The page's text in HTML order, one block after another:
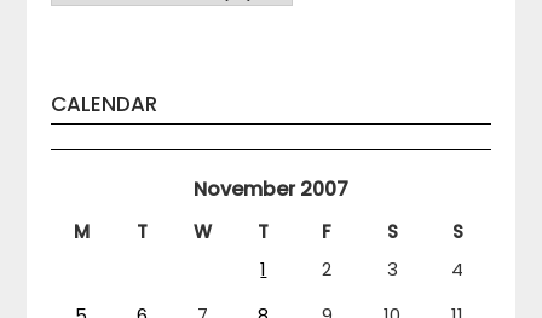
CALENDAR
November 2007
M T W T F S
S
1
2 3
4